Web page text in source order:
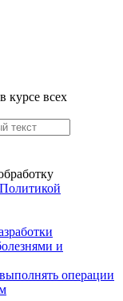
курсе всех
и
операции